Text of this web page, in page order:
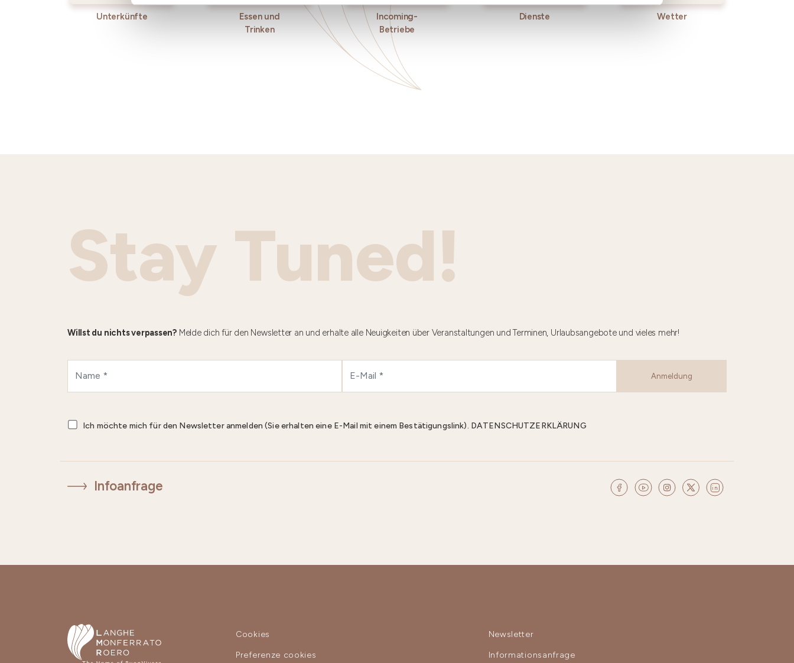
Unterkünfte
Essen und
Trinken
Incoming-
Betriebe
Dienste Wetter
Stay Tuned!
Willst du nichts verpassen?Melde dich für den Newsletter an und erhalte alle Neuigkeiten über Veranstaltungen und Terminen, Urlaubsangebote und vieles mehr!
Anmeldung
Ich möchte mich für den Newsletter anmelden (Sie erhalten eine E-Mail mit einem Bestätigungslink). DATENSCHUTZERKLÄRUNG
Infoanfrage
Cookies
Preferenze cookies
Newsletter
Informationsanfrage